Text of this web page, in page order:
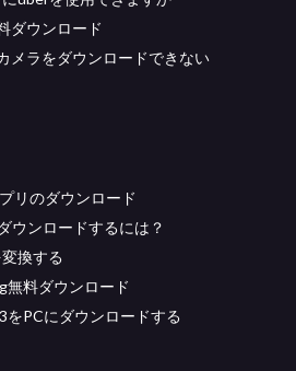
ダウンロード
メラをダウンロードできない
リのダウンロード
ウンロードするには？
換する
無料ダウンロード
をPCにダウンロードする